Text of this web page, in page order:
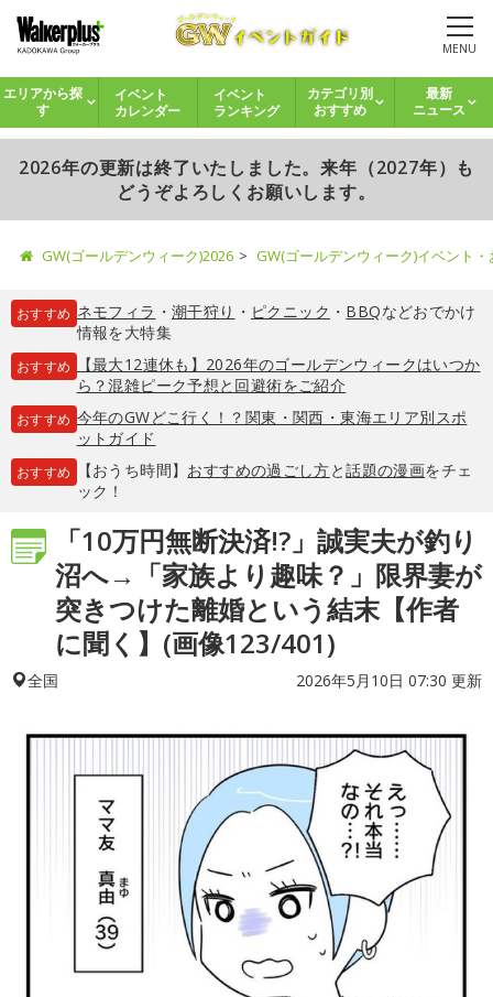
MENU
エリアから探
す
イベント
カレンダー
イベント
ランキング
カテゴリ別
おすすめ
最新
ニュース
2026年の更新は終了いたしました。来年（2027年）も
どうぞよろしくお願いします。
GW(ゴールデンウィーク)2026 GW(ゴールデンウィーク)イベント
おすすめ ネモフィラ ・ 潮干狩り ・ ピクニック ・ BBQなどおでかけ
情報を大特集
おすすめ
【最大12連休も】2026年のゴールデンウィークはいつか
ら？混雑ピーク予想と回避術をご紹介
おすすめ 今年のGWどこ行く！？関東・関西・東海エリア別スポ
ットガイド
おすすめ 【おうち時間】 おすすめの過ごし方と話題の漫画をチェ
ック！
「10万円無断決済!?」誠実夫が釣り
沼へ→「家族より趣味？」限界妻が
突きつけた離婚という結末【作者
に聞く】(画像123/401)
全国 2026年5月10日 07:30 更新